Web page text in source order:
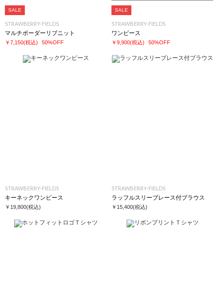
SALE
STRAWBERRY-FIELDS
マルチボーダーリブニット
￥7,150(税込) 50%OFF
SALE
STRAWBERRY-FIELDS
ワンピース
￥9,900(税込) 50%OFF
STRAWBERRY-FIELDS
キーネックワンピース
￥19,800(税込)
STRAWBERRY-FIELDS
ラッフルスリーブレース付ブラウス
￥15,400(税込)